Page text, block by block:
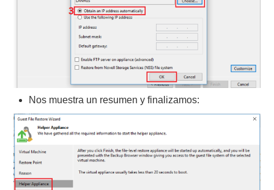
Nos muestra un resumen y finalizamos: